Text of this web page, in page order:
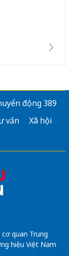
động 389
vấn
Xã hội
quan Trung
hiệu Việt Nam